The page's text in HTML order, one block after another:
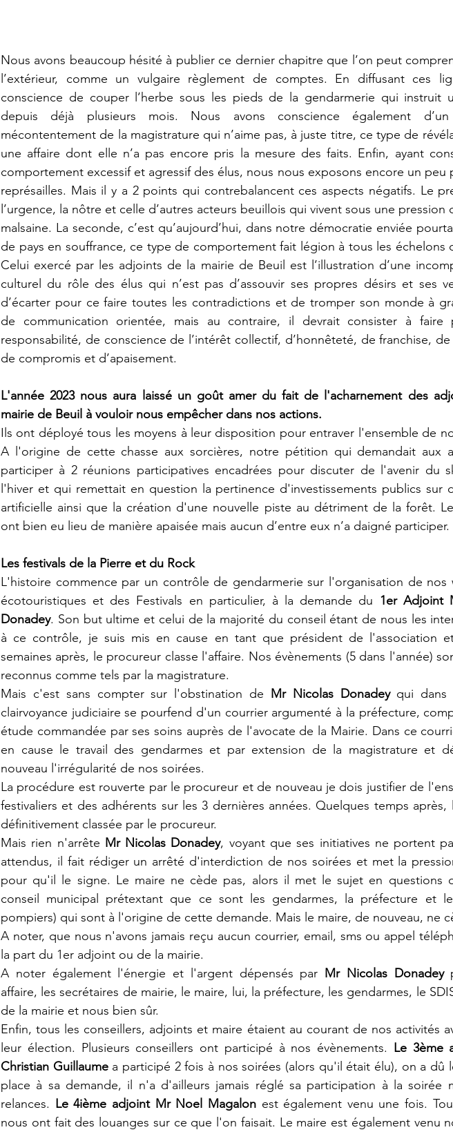
Nous avons beaucoup hésité à publier ce dernier chapitre que l’on peut
l’extérieur, comme un vulgaire règlement de comptes. En diffusant ces
conscience de couper l’herbe sous les pieds de la gendarmerie qui instruit
depuis déjà plusieurs mois. Nous avons conscience également
mécontentement de la magistrature qui n’aime pas, à juste titre, ce type de
une affaire dont elle n’a pas encore pris la mesure des faits. Enfin, ayant
comportement excessif et agressif des élus, nous nous exposons encore un peu
représailles. Mais il y a 2 points qui contrebalancent ces aspects négatifs. Le
l’urgence, la nôtre et celle d’autres acteurs beuillois qui vivent sous une pression
malsaine. La seconde, c’est qu’aujourd’hui, dans notre démocratie enviée
de pays en souffrance, ce type de comportement fait légion à tous les échelons
Celui exercé par les adjoints de la mairie de Beuil est l’illustration d’une
culturel du rôle des élus qui n’est pas d’assouvir ses propres désirs et ses
d’écarter pour ce faire toutes les contradictions et de tromper son monde à
de communication orientée, mais au contraire, il devrait consister à faire
responsabilité, de conscience de l’intérêt collectif, d’honnêteté, de franchise,
de compromis et d’apaisement.
L'année 2023 nous aura laissé un goût amer du fait de l'acharnement des
mairie de Beuil à vouloir nous empêcher dans nos actions.
Ils ont déployé tous les moyens à leur disposition pour entraver l'ensemble de
A l'origine de cette chasse aux sorcières, notre pétition qui demandait aux
participer à 2 réunions participatives encadrées pour discuter de l'avenir du
l'hiver et qui remettait en question la pertinence d'investissements publics sur
artificielle ainsi que la création d'une nouvelle piste au détriment de la forêt.
ont bien eu lieu de manière apaisée mais aucun d’entre eux n’a daigné participer.
Les festivals de la Pierre et du Rock
L'histoire commence par un contrôle de gendarmerie sur l'organisation de nos
écotouristiques et des Festivals en particulier, à la demande du 1er Adjoint
Donadey. Son but ultime et celui de la majorité du conseil étant de nous les
à ce contrôle, je suis mis en cause en tant que président de l'association
semaines après, le procureur classe l'affaire. Nos évènements (5 dans l'année)
reconnus comme tels par la magistrature.
Mais c'est sans compter sur l'obstination de Mr Nicolas Donadey qui dans
clairvoyance judiciaire se pourfend d'un courrier argumenté à la préfecture,
étude commandée par ses soins auprès de l'avocate de la Mairie. Dans ce
en cause le travail des gendarmes et par extension de la magistrature et
nouveau l'irrégularité de nos soirées.
La procédure est rouverte par le procureur et de nouveau je dois justifier de
festivaliers et des adhérents sur les 3 dernières années. Quelques temps après,
définitivement classée par le procureur.
Mais rien n'arrête Mr Nicolas Donadey, voyant que ses initiatives ne portent
attendus, il fait rédiger un arrêté d'interdiction de nos soirées et met la
pour qu'il le signe. Le maire ne cède pas, alors il met le sujet en questions
conseil municipal prétextant que ce sont les gendarmes, la préfecture et
pompiers) qui sont à l'origine de cette demande. Mais le maire, de nouveau, ne
A noter, que nous n'avons jamais reçu aucun courrier, email, sms ou appel
la part du 1er adjoint ou de la mairie.
A noter également l'énergie et l'argent dépensés par Mr Nicolas Donadey
affaire, les secrétaires de mairie, le maire, lui, la préfecture, les gendarmes, le
de la mairie et nous bien sûr.
Enfin, tous les conseillers, adjoints et maire étaient au courant de nos activités
leur élection. Plusieurs conseillers ont participé à nos évènements. Le 3ème
Christian Guillaume a participé 2 fois à nos soirées (alors qu'il était élu), on a dû
place à sa demande, il n'a d'ailleurs jamais réglé sa participation à la soirée
relances. Le 4ième adjoint Mr Noel Magalon est également venu une fois.
nous ont fait des louanges sur ce que l'on faisait. Le maire est également venu